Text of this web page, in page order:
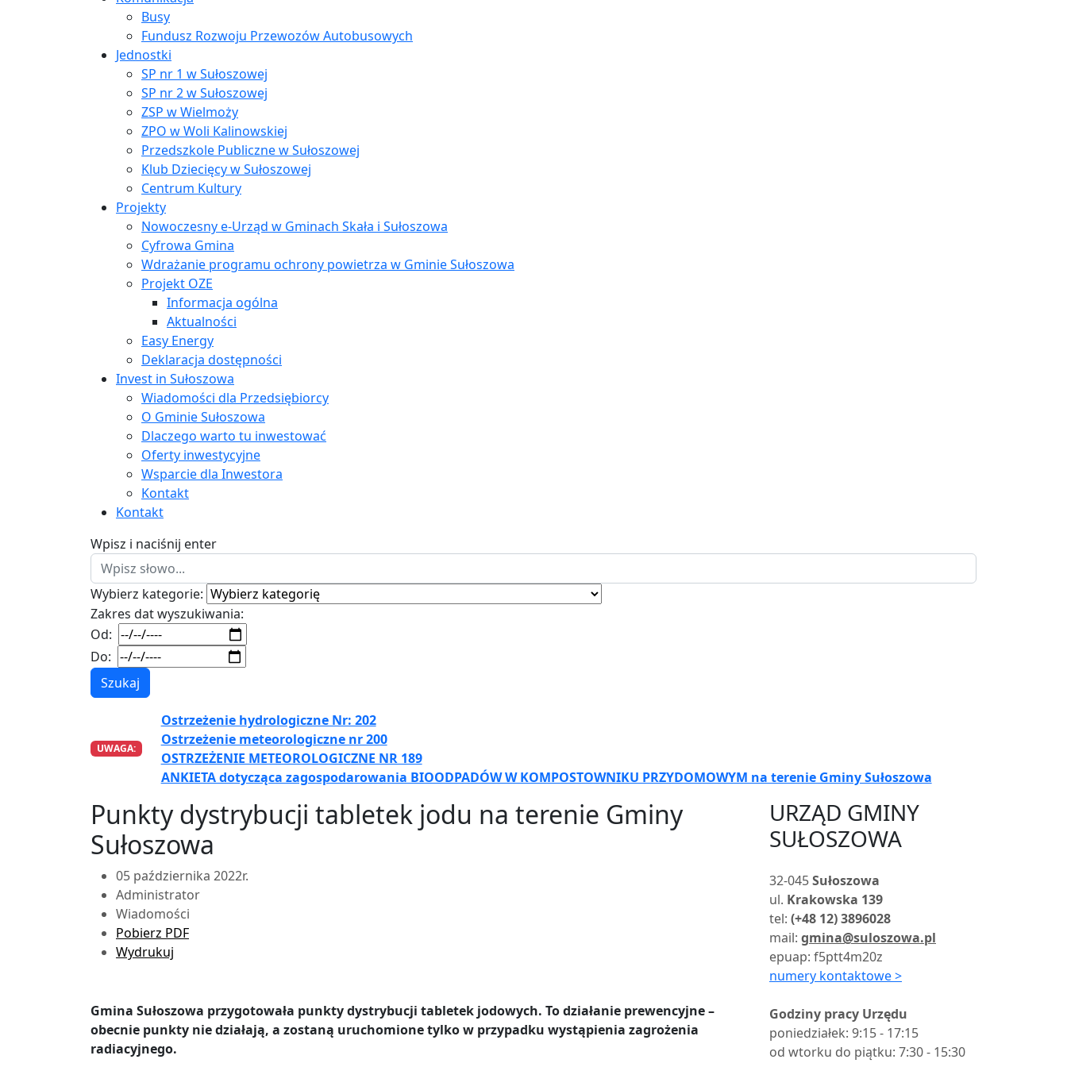
Busy
Fundusz Rozwoju Przewozów Autobusowych
Jednostki
SP nr 1 w Sułoszowej
SP nr 2 w Sułoszowej
ZSP w Wielmoży
ZPO w Woli Kalinowskiej
Przedszkole Publiczne w Sułoszowej
Klub Dziecięcy w Sułoszowej
Centrum Kultury
Projekty
Nowoczesny e-Urząd w Gminach Skała i Sułoszowa
Cyfrowa Gmina
Wdrażanie programu ochrony powietrza w Gminie Sułoszowa
Projekt OZE
Informacja ogólna
Aktualności
Easy Energy
Deklaracja dostępności
Invest in Sułoszowa
Wiadomości dla Przedsiębiorcy
O Gminie Sułoszowa
Dlaczego warto tu inwestować
Oferty inwestycyjne
Wsparcie dla Inwestora
Kontakt
Kontakt
Wpisz i naciśnij enter
Wybierz kategorie:
Zakres dat wyszukiwania:
Od:
Do:
Szukaj
UWAGA:
Ostrzeżenie hydrologiczne Nr: 202
Ostrzeżenie meteorologiczne nr 200
OSTRZEŻENIE METEOROLOGICZNE NR 189
ANKIETA dotycząca zagospodarowania BIOODPADÓW W KOMPOSTOWNIKU PRZYDOMOWYM na terenie Gminy Sułoszowa
Punkty dystrybucji tabletek jodu na terenie Gminy
Sułoszowa
05 października 2022r.
Administrator
Wiadomości
Pobierz PDF
Wydrukuj
Gmina Sułoszowa przygotowała punkty dystrybucji tabletek jodowych. To działanie prewencyjne –
obecnie punkty nie działają, a zostaną uruchomione tylko w przypadku wystąpienia zagrożenia
radiacyjnego.
URZĄD GMINY
SUŁOSZOWA
32-045Sułoszowa
ul. Krakowska 139
tel: (+48 12) 3896028
mail: gmina@suloszowa.pl
epuap: f5ptt4m20z
numery kontaktowe >
Godziny pracy Urzędu
poniedziałek: 9:15 - 17:15
od wtorku do piątku: 7:30 - 15:30